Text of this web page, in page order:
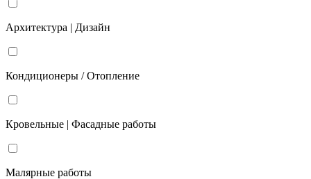
Архитектура | Дизайн
Кондиционеры / Отопление
Кровельные | Фасадные работы
Малярные работы